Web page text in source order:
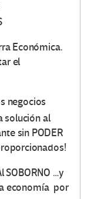
Económica.
el
negocios
solución al
sin PODER
SOBORNO …y
economía por